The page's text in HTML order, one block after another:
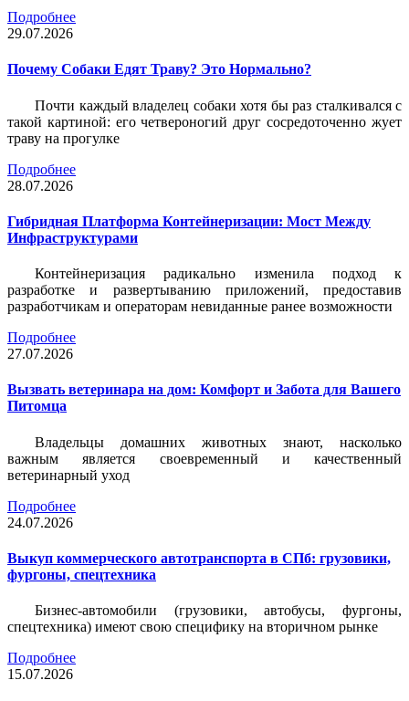
Подробнее
29.07.2026
Почему Собаки Едят Траву? Это Нормально?
Почти каждый владелец собаки хотя бы раз сталкивался с
такой картиной: его четвероногий друг сосредоточенно жует
траву на прогулке
Подробнее
28.07.2026
Гибридная Платформа Контейнеризации: Мост Между
Инфраструктурами
Контейнеризация радикально изменила подход к
разработке и развертыванию приложений, предоставив
разработчикам и операторам невиданные ранее возможности
Подробнее
27.07.2026
Вызвать ветеринара на дом: Комфорт и Забота для Вашего
Питомца
Владельцы домашних животных знают, насколько
важным является своевременный и качественный
ветеринарный уход
Подробнее
24.07.2026
Выкуп коммерческого автотранспорта в СПб: грузовики,
фургоны, спецтехника
Бизнес-автомобили (грузовики, автобусы, фургоны,
спецтехника) имеют свою специфику на вторичном рынке
Подробнее
15.07.2026